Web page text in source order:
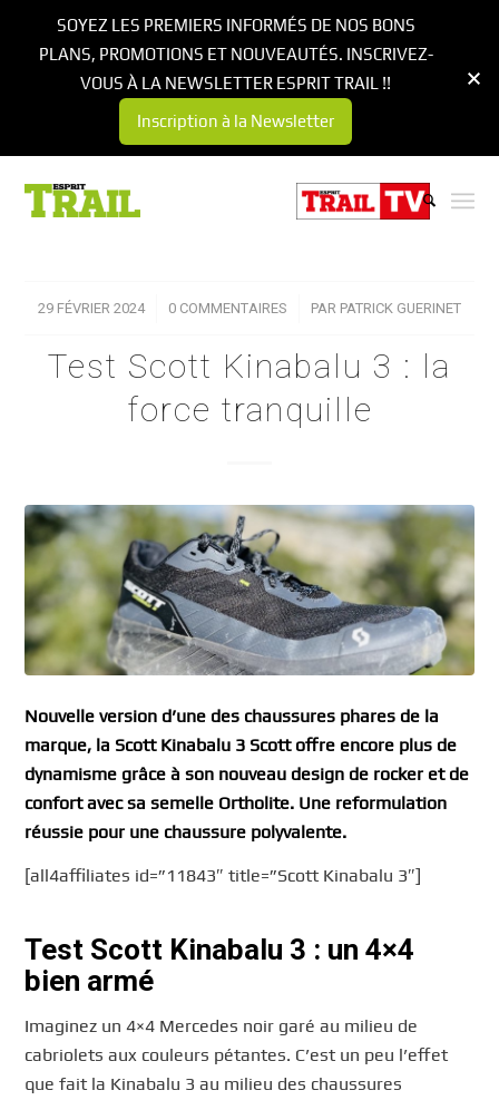
29 FÉVRIER 2024
/ 0 COMMENTAIRES
/ PAR PATRICK GUERINET
Test Scott Kinabalu 3 : la
force tranquille
Nouvelle version d’une des chaussures phares de la
marque, la Scott Kinabalu 3 Scott offre encore plus de
dynamisme grâce à son nouveau design de rocker et de
confort avec sa semelle Ortholite. Une reformulation
réussie pour une chaussure polyvalente.
[all4affiliates id=”11843″ title=”Scott Kinabalu 3″]
Test Scott Kinabalu 3 : un 4×4
bien armé
Imaginez un 4×4 Mercedes noir garé au milieu de
cabriolets aux couleurs pétantes. C’est un peu l’effet
que fait la Kinabalu 3 au milieu des chaussures
SOYEZ LES PREMIERS INFORMÉS DE NOS BONS
PLANS, PROMOTIONS ET NOUVEAUTÉS. INSCRIVEZ-
VOUS À LA NEWSLETTER ESPRIT TRAIL !!
Inscription à la Newsletter